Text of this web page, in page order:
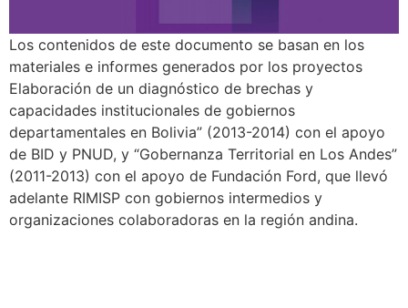
Los contenidos de este documento se basan en los
materiales e informes generados por los proyectos
Elaboración de un diagnóstico de brechas y
capacidades institucionales de gobiernos
departamentales en Bolivia” (2013-2014) con el apoyo
de BID y PNUD, y “Gobernanza Territorial en Los Andes”
(2011-2013) con el apoyo de Fundación Ford, que llevó
adelante RIMISP con gobiernos intermedios y
organizaciones colaboradoras en la región andina.